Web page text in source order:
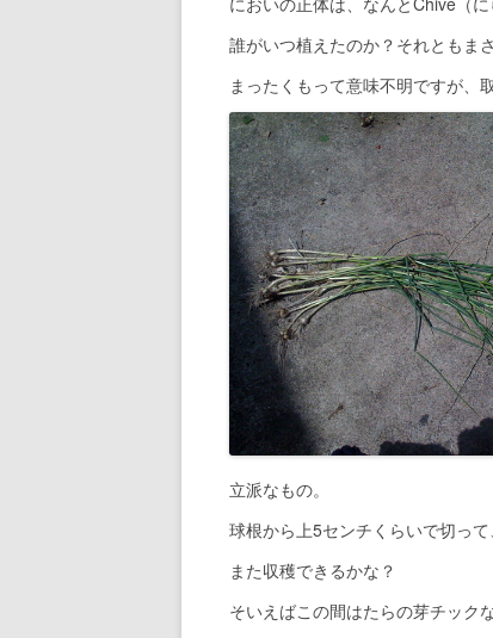
誰がいつ植えたのか？それともま
まったくもって意味不明ですが、
立派なもの。
球根から上5センチくらいで切っ
また収穫できるかな？
そいえばこの間はたらの芽チック